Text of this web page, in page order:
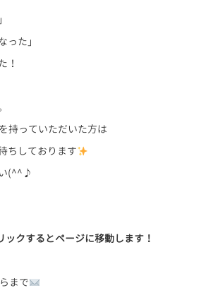
った」
！
持っていただいた方は
ちしております
(^^♪
ックするとページに移動します！
まで